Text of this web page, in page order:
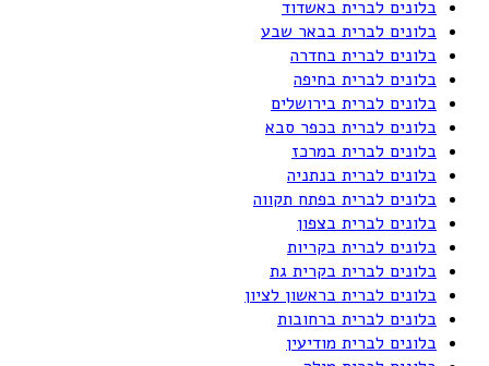
בלונים לברית באשדוד
בלונים לברית בבאר שבע
בלונים לברית בחדרה
בלונים לברית בחיפה
בלונים לברית בירושלים
בלונים לברית בכפר סבא
בלונים לברית במרכז
בלונים לברית בנתניה
בלונים לברית בפתח תקווה
בלונים לברית בצפון
בלונים לברית בקריות
בלונים לברית בקרית גת
בלונים לברית בראשון לציון
בלונים לברית ברחובות
בלונים לברית מודיעין